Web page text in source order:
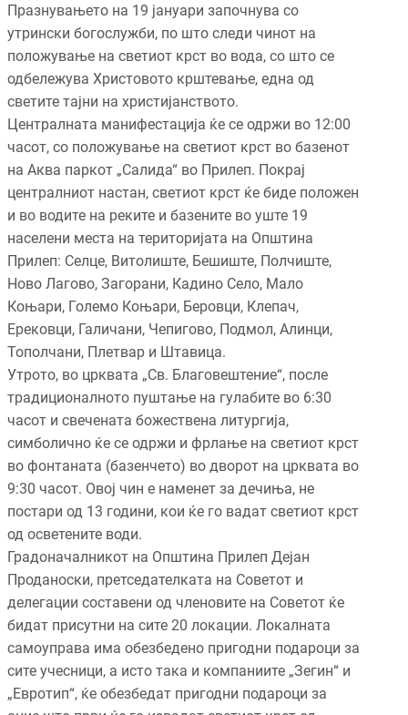
Празнувањето на 19 јануари започнува со
утрински богослужби, по што следи чинот на
положување на светиот крст во вода, со што се
одбележува Христовото крштевање, една од
светите тајни на христијанството.
Централната манифестација ќе се одржи во 12:00
часот, со положување на светиот крст во базенот
на Аква паркот „Салида“ во Прилеп. Покрај
централниот настан, светиот крст ќе биде положен
и во водите на реките и базените во уште 19
населени места на територијата на Општина
Прилеп: Селце, Витолиште, Бешиште, Полчиште,
Ново Лагово, Загорани, Кадино Село, Мало
Коњари, Големо Коњари, Беровци, Клепач,
Ерековци, Галичани, Чепигово, Подмол, Алинци,
Тополчани, Плетвар и Штавица.
Утрото, во црквата „Св. Благовештение“, после
традиционалното пуштање на гулабите во 6:30
часот и свечената божествена литургија,
симболично ќе се одржи и фрлање на светиот крст
во фонтаната (базенчето) во дворот на црквата во
9:30 часот. Овој чин е наменет за дечиња, не
постари од 13 години, кои ќе го вадат светиот крст
од осветените води.
Градоначалникот на Општина Прилеп Дејан
Проданоски, претседателката на Советот и
делегации составени од членовите на Советот ќе
бидат присутни на сите 20 локации. Локалната
самоуправа има обезбедено пригодни подароци за
сите учесници, а исто така и компаниите „Зегин“ и
„Евротип“, ќе обезбедат пригодни подароци за